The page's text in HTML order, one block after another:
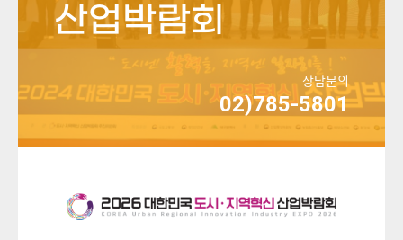
산업박람회
상담문의
02)785-5801